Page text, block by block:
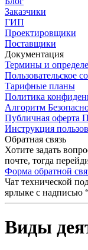
Заказчики
ГИП
Проектировщики
Поставщики
Документация
Термины и
Пользовательское
Тарифные планы
Политика
Алгоритм
Публичная оферта
Инструкция
Обратная связь
Хотите задать
почте, тогда
Форма обратной
Чат технической
ярлыке с
Виды